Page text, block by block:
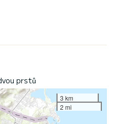
prstů
3 km
2 mi